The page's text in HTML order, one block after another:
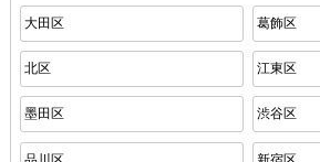
大田区 葛飾区
北区 江東区
墨田区 渋谷区